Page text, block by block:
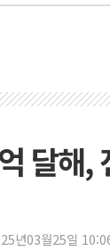
달해,
년03월25일